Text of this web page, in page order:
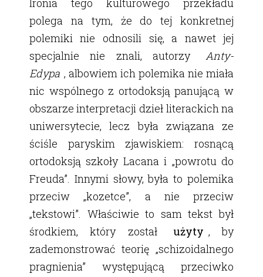
Ironia tego kulturowego przekładu
polega na tym, że do tej konkretnej
polemiki nie odnosili się, a nawet jej
specjalnie nie znali, autorzy
Anty-
Edypa , albowiem ich polemika nie miała
nic wspólnego z ortodoksją panującą w
obszarze interpretacji dzieł literackich na
uniwersytecie, lecz była związana ze
ściśle paryskim zjawiskiem: rosnącą
ortodoksją szkoły Lacana i „powrotu do
Freuda”. Innymi słowy, była to polemika
przeciw „kozetce”, a nie przeciw
„tekstowi”. Właściwie to sam tekst był
środkiem, który został
użyty , by
zademonstrować teorię „schizoidalnego
pragnienia” występującą przeciwko